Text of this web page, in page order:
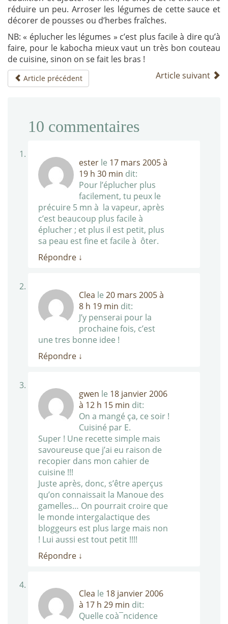
réduire un peu. Arroser les légumes de cette sauce et
décorer de pousses ou d’herbes fraîches.
NB: « éplucher les légumes » c’est plus facile à dire qu’à
faire, pour le kabocha mieux vaut un très bon couteau
de cuisine, sinon on se fait les bras !
Article précédent Article suivant
10 commentaires
ester le 17 mars 2005 à
19 h 30 min dit:
Pour l’éplucher plus
facilement, tu peux le
précuire 5 mn à la vapeur, après
c’est beaucoup plus facile à
éplucher ; et plus il est petit, plus
sa peau est fine et facile à ôter.
Répondre ↓
Clea le 20 mars 2005 à
8 h 19 min dit:
J’y penserai pour la
prochaine fois, c’est
une tres bonne idee !
Répondre ↓
gwen le 18 janvier 2006
à 12 h 15 min dit:
On a mangé ça, ce soir !
Cuisiné par E.
Super ! Une recette simple mais
savoureuse que j’ai eu raison de
recopier dans mon cahier de
cuisine !!!
Juste après, donc, s’être aperçus
qu’on connaissait la Manoue des
gamelles… On pourrait croire que
le monde intergalactique des
bloggeurs est plus large mais non
! Lui aussi est tout petit !!!!
Répondre ↓
Clea le 18 janvier 2006
à 17 h 29 min dit:
Quelle coà¯ncidence